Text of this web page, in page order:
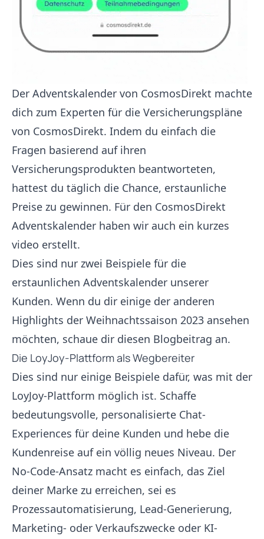
Der Adventskalender von CosmosDirekt machte
dich zum Experten für die Versicherungspläne
von CosmosDirekt. Indem du einfach die
Fragen basierend auf ihren
Versicherungsprodukten beantworteten,
hattest du täglich die Chance, erstaunliche
Preise zu gewinnen. Für den CosmosDirekt
Adventskalender haben wir auch ein kurzes
video erstellt.
Dies sind nur zwei Beispiele für die
erstaunlichen Adventskalender unserer
Kunden. Wenn du dir einige der anderen
Highlights der Weihnachtssaison 2023 ansehen
möchten, schaue dir diesen Blogbeitrag an.
Die LoyJoy-Plattform als Wegbereiter
Dies sind nur einige Beispiele dafür, was mit der
LoyJoy-Plattform möglich ist. Schaffe
bedeutungsvolle, personalisierte Chat-
Experiences für deine Kunden und hebe die
Kundenreise auf ein völlig neues Niveau. Der
No-Code-Ansatz macht es einfach, das Ziel
deiner Marke zu erreichen, sei es
Prozessautomatisierung, Lead-Generierung,
Marketing- oder Verkaufszwecke oder KI-